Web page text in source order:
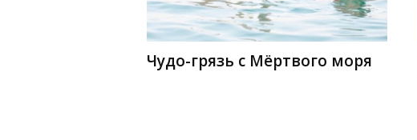
Чудо-грязь с Мёртвого моря